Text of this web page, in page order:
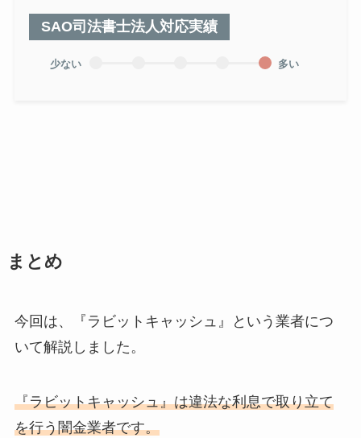
SAO司法書士法人対応実績
少ない 多い
まとめ
今回は、『ラビットキャッシュ』という業者につ
いて解説しました。
『ラビットキャッシュ』は違法な利息で取り立て
を行う闇金業者です。